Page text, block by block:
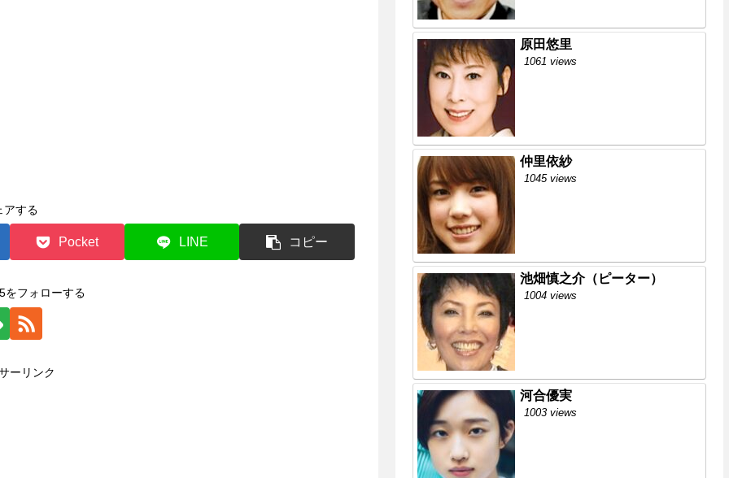
アする
Pocket LINE コピー
をフォローする
ーリンク
原田悠里
1061 views
仲里依紗
1045 views
池畑慎之介（ピーター）
1004 views
河合優実
1003 views